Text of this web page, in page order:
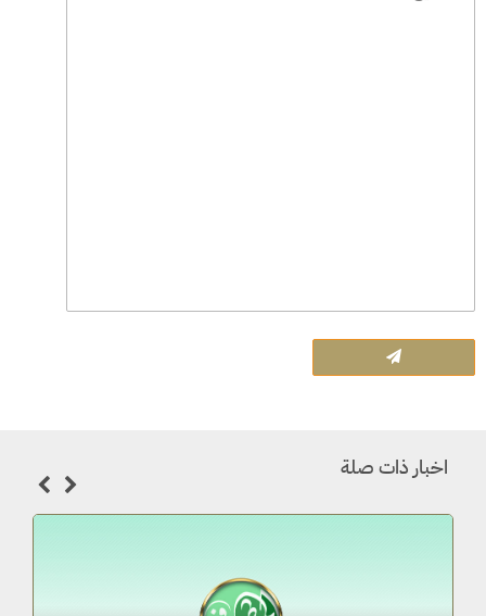
اخبار ذات صلة